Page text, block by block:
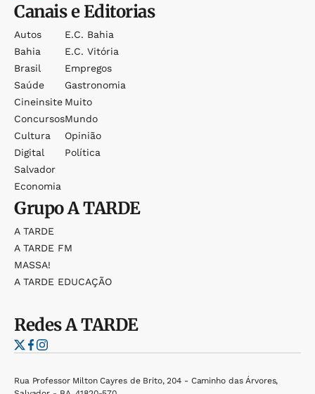
Canais e Editorias
Autos
Bahia
Brasil
Saúde
Cineinsite
Concursos
Cultura
Digital
Salvador
Economia
E.c. Bahia
E.c. Vitória
Empregos
Gastronomia
Muito
Mundo
Opinião
Política
GrupoA TARDE
A TARDE
A TARDE FM
MASSA!
A TARDE EDUCAÇÃO
RedesA TARDE
Rua Professor Milton Cayres de Brito, 204 - Caminho das Árvores,